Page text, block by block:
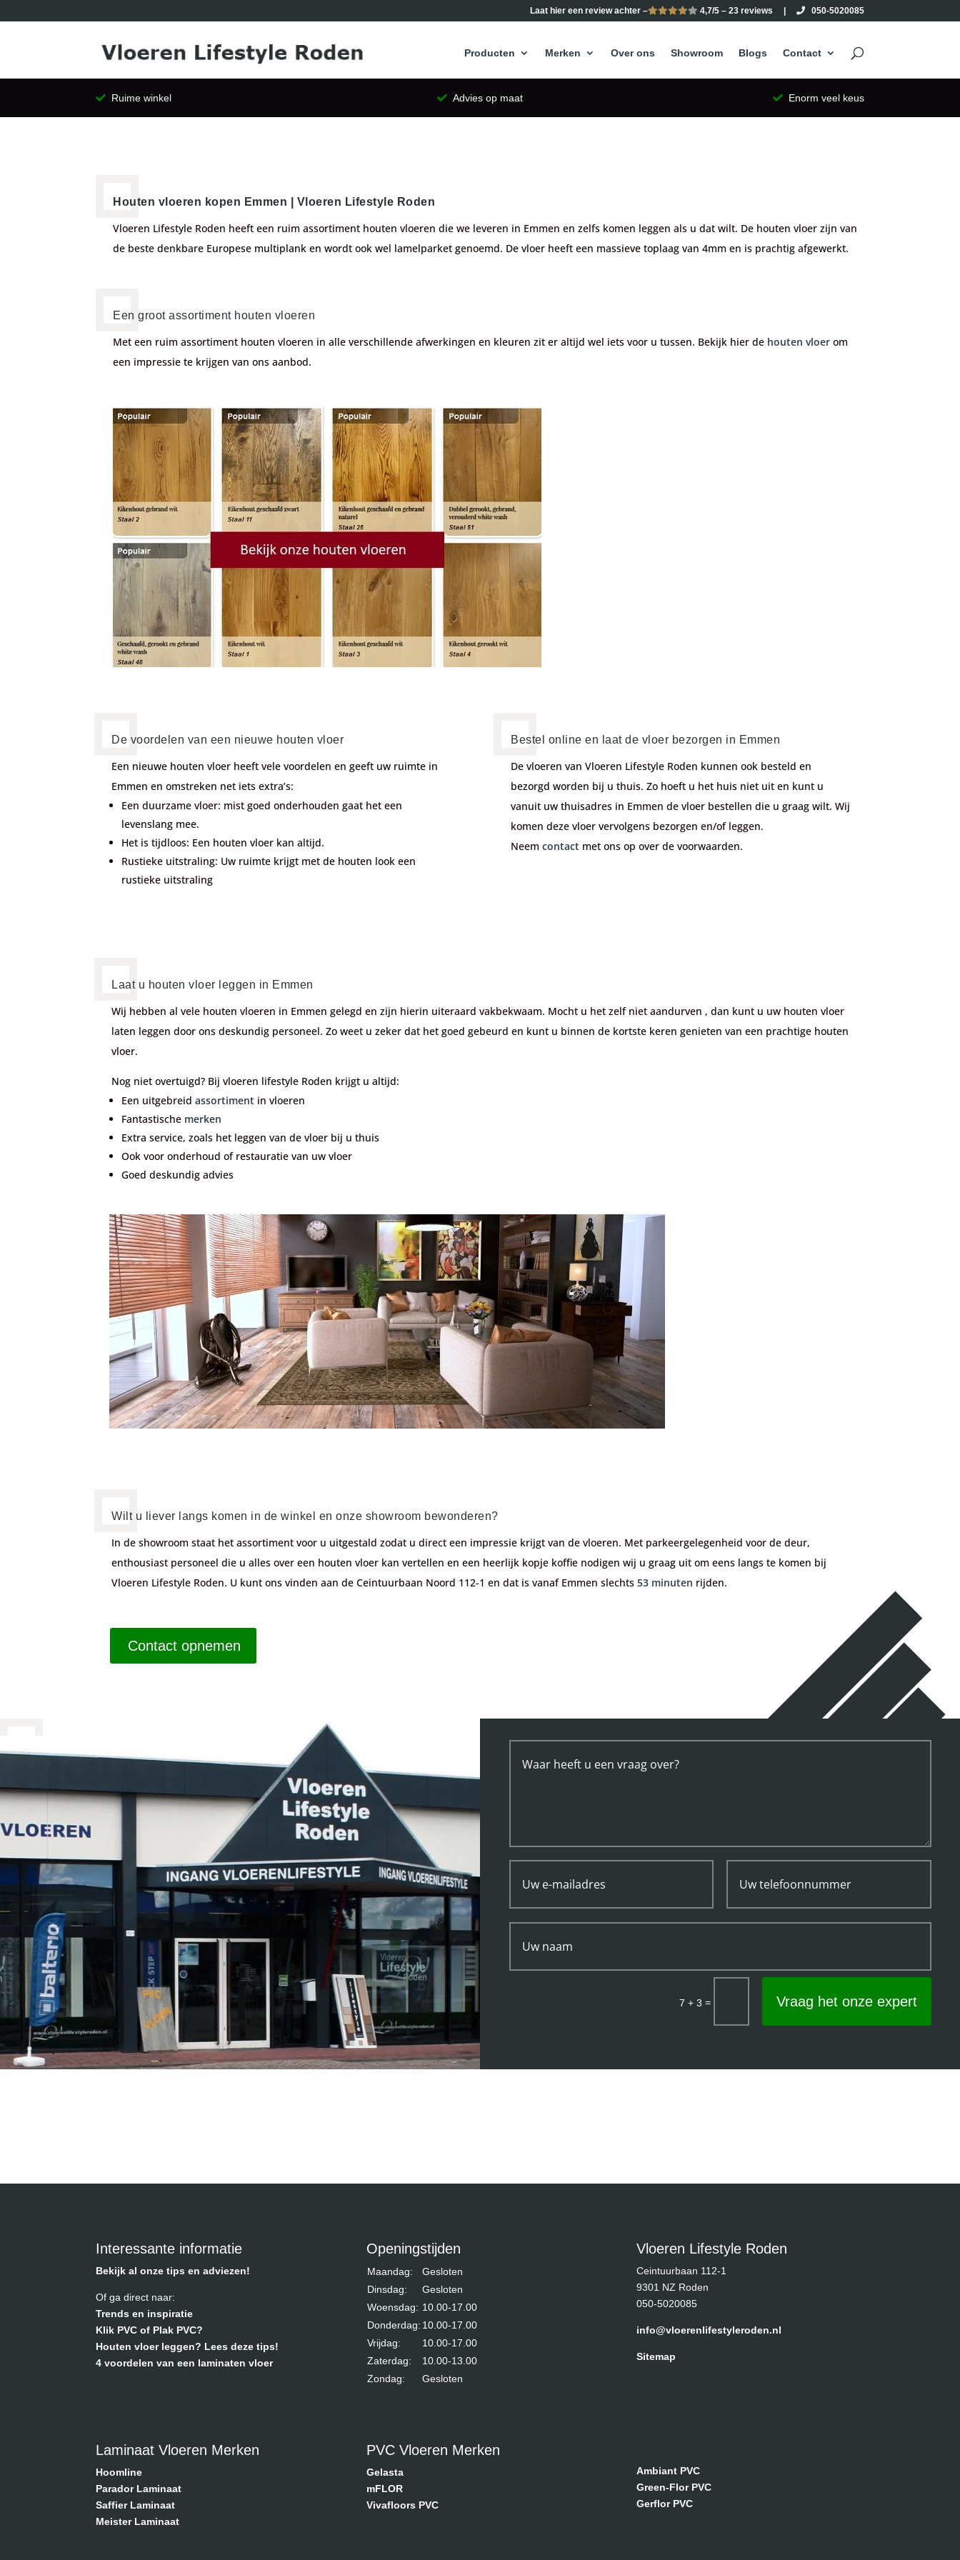
Laat hier een review achter – 4,7/5 – 23 reviews 050-5020085
Producten Merken Over ons Showroom Blogs Contact
Ruime winkel Advies op maat Enorm veel keus
Houten vloeren kopen Emmen | Vloeren Lifestyle Roden
Vloeren Lifestyle Roden heeft een ruim assortiment houten vloeren die we leveren in Emmen en zelfs komen leggen als u dat wilt. De houten vloer zijn van
de beste denkbare Europese multiplank en wordt ook wel lamelparket genoemd. De vloer heeft een massieve toplaag van 4mm en is prachtig afgewerkt.
Een groot assortiment houten vloeren
Met een ruim assortiment houten vloeren in alle verschillende afwerkingen en kleuren zit er altijd wel iets voor u tussen. Bekijk hier de houten vloer om
een impressie te krijgen van ons aanbod.
De voordelen van een nieuwe houten vloer
Een nieuwe houten vloer heeft vele voordelen en geeft uw ruimte in
Emmen en omstreken net iets extra’s:
Een duurzame vloer: mist goed onderhouden gaat het een
levenslang mee.
Het is tijdloos: Een houten vloer kan altijd.
Rustieke uitstraling: Uw ruimte krijgt met de houten look een
rustieke uitstraling
Bestel online en laat de vloer bezorgen in Emmen
De vloeren van Vloeren Lifestyle Roden kunnen ook besteld en
bezorgd worden bij u thuis. Zo hoeft u het huis niet uit en kunt u
vanuit uw thuisadres in Emmen de vloer bestellen die u graag wilt. Wij
komen deze vloer vervolgens bezorgen en/of leggen.
Neemcontact met ons op over de voorwaarden.
Laat u houten vloer leggen in Emmen
Wij hebben al vele houten vloeren in Emmen gelegd en zijn hierin uiteraard vakbekwaam. Mocht u het zelf niet aandurven , dan kunt u uw houten vloer
laten leggen door ons deskundig personeel. Zo weet u zeker dat het goed gebeurd en kunt u binnen de kortste keren genieten van een prachtige houten
vloer.
Nog niet overtuigd? Bij vloeren lifestyle Roden krijgt u altijd:
Een uitgebreid assortiment in vloeren
Fantastische merken
Extra service, zoals het leggen van de vloer bij u thuis
Ook voor onderhoud of restauratie van uw vloer
Goed deskundig advies
Wilt u liever langs komen in de winkel en onze showroom bewonderen?
In de showroom staat het assortiment voor u uitgestald zodat u direct een impressie krijgt van de vloeren. Met parkeergelegenheid voor de deur,
enthousiast personeel die u alles over een houten vloer kan vertellen en een heerlijk kopje koffie nodigen wij u graag uit om eens langs te komen bij
Vloeren Lifestyle Roden. U kunt ons vinden aan de Ceintuurbaan Noord 112-1 en dat is vanaf Emmen slechts53 minuten rijden.
Contact opnemen
7 + 3 = Vraag het onze expert
Interessante informatie
Bekijk al onze tips en adviezen!
Of ga direct naar:
Trends en inspiratie
Klik PVC of Plak PVC?
Houten vloer leggen? Lees deze tips!
4 voordelen van een laminaten vloer
Openingstijden
Maandag:
Gesloten
Dinsdag:
Gesloten
Woensdag: 10.00-17.00
Donderdag: 10.00-17.00
Vrijdag:
10.00-17.00
Zaterdag:
10.00-13.00
Zondag:
Gesloten
Vloeren Lifestyle Roden
Ceintuurbaan 112-1
9301 NZ Roden
050-5020085
info@vloerenlifestyleroden.nl
Sitemap
Laminaat Vloeren Merken
Hoomline
Parador Laminaat
Saffier Laminaat
Meister Laminaat
PVC Vloeren Merken
Gelasta
mFLOR
Vivafloors PVC
Ambiant PVC
Green-Flor PVC
Gerflor PVC